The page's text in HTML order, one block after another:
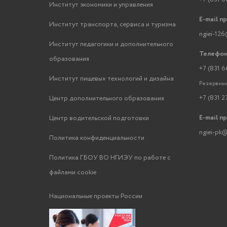
Институт экономики и управления
Институт транспорта, сервиса и туризма
Институт педагогики и дополнительного
образования
Институт пищевых технологий и дизайна
Центр дополнительного образования
Центр водительской подготовки
Политика конфиденциальности
Политика ГБОУ ВО НГИЭУ по работе с
файлами cookie
Национальные проекты России
E-mail
ngiei-
+7 (831
+7 (831
E-mail
ngiei-